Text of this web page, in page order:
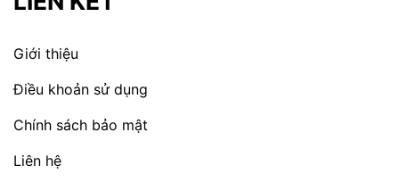
Giới thiệu
Điều khoản sử dụng
Chính sách bảo mật
Liên hệ